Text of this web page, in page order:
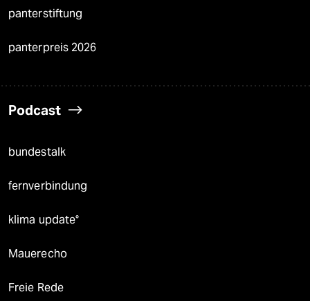
panterstiftung
panterpreis 2026
Podcast
bundestalk
fernverbindung
klima update°
Mauerecho
Freie Rede